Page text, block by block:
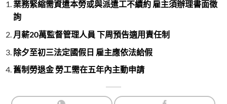
業務緊縮需資遣本勞或與派遣工不續約 雇主須辦理書面徵
詢
月薪20萬監督管理人員 下周預告適用責任制
除夕至初三法定國假日 雇主應依法給假
舊制勞退金 勞工需在五年內主動申請